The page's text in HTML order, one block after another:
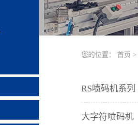
您的位置： 首页 >
RS喷码机系列
大字符喷码机